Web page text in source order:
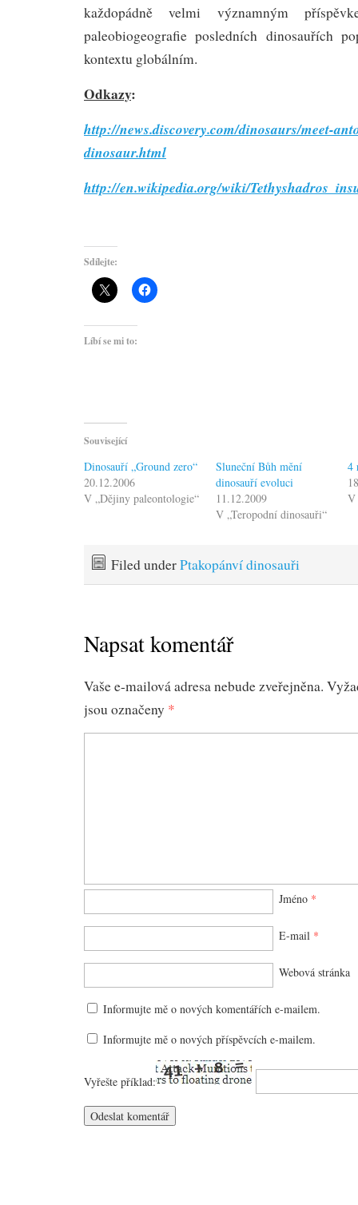
každopádně velmi významným
paleobiogeografie posledních dinosauřích
kontextu globálním.
Odkazy:
http://news.discovery.com/dinosaurs/meet-
dinosaur.html
http://en.wikipedia.org/wiki/
Sdílejte:
Líbí se mi to:
Související
Dinosauří „Ground zero“
20.12.2006
V „Dějiny paleontologie“
Sluneční Bůh mění
dinosauří evoluci
11.12.2009
V „Teropodní dinosauři“
4
V
Filed underPtakopánví dinosauři
Napsat komentář
Vaše e-mailová adresa nebude zveřejněna.
jsou označeny *
Jméno *
E-mail *
Webová stránka
Informujte mě o nových komentářích e-mailem.
Informujte mě o nových příspěvcích e-mailem.
Vyřešte příklad: